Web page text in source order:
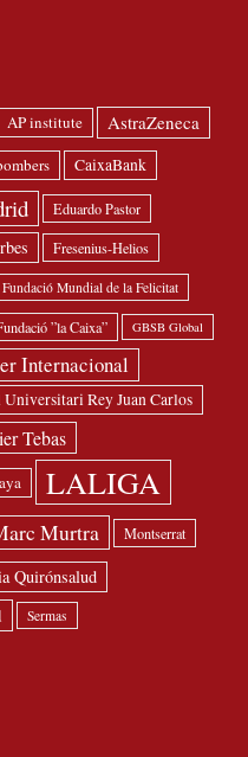
AP institute AstraZeneca
CaixaBank
Eduardo Pastor
Fresenius-Helios
Fundació Mundial de la Felicitat
”la Caixa” GBSB Global
Internacional
Rey Juan Carlos
Tebas
LALIGA
Murtra Montserrat
Quirónsalud
Sermas